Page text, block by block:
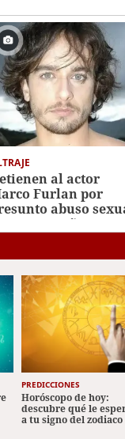
al actor
Furlan por
abuso
un niño autista
PREDICCIONES
Horóscopo de hoy:
descubre qué le
a tu signo del zodiaco